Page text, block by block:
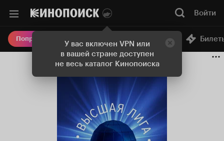
У вас включен VPN или
в вашей стране доступен
не весь каталог Кинопоиска
Войти
Попробовать Плюс Онлайн-кинотеатр